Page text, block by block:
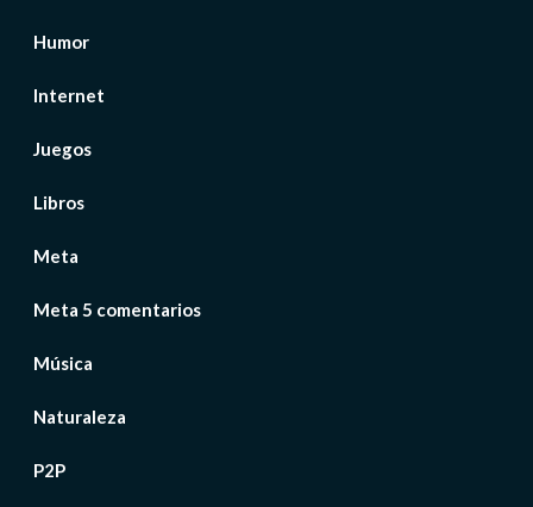
Humor
Internet
Juegos
Libros
Meta
Meta 5 comentarios
Música
Naturaleza
P2P